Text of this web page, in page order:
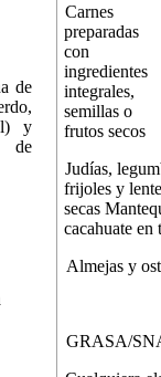
de
y
de
Carnes
preparadas
con
ingredientes
integrales,
semillas o
frutos secos
Judías,
frijoles y
secas
cacahuate en
Almejas y
GRASA/